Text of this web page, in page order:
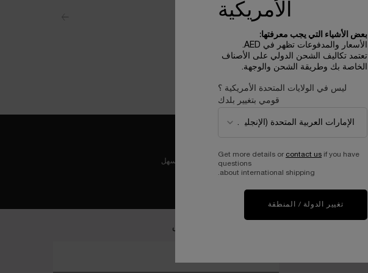
عملية دفع ولا أسهل
انضمي إلى عالم لانكوم الخاص
الأمريكية
بعض الأشياء التي يجب معرفتها:
الأسعار والمدفوعات تظهر في AED.
تعتمد تكاليف الشحن الدولي على الأصناف
الخاصة بك وطريقة الشحن والوجهة.
ليس في الولايات المتحدة الأمريكية ؟
قومي بتغيير بلدك
Get more details or contact us if you have
questions
about international shipping.
تغيير الدولة / المنطقة